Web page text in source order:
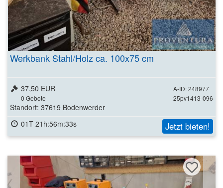
Werkbank Stahl/Holz ca. 100x75 cm
A-ID: 248977
25pv1413-096
37,50 EUR
0 Gebote
Standort: 37619 Bodenwerder
01T 21h:56m:31s
Jetzt bieten!